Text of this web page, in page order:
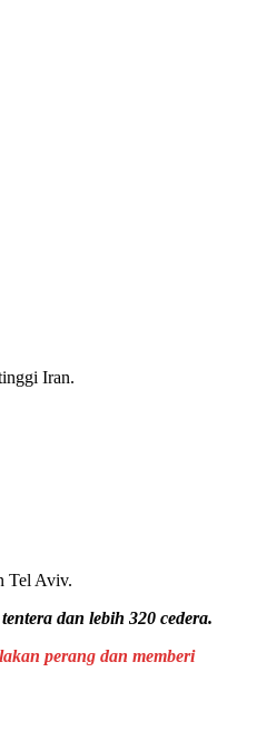
Iran.
Tel Aviv.
dan lebih 320 cedera.
perang dan memberi